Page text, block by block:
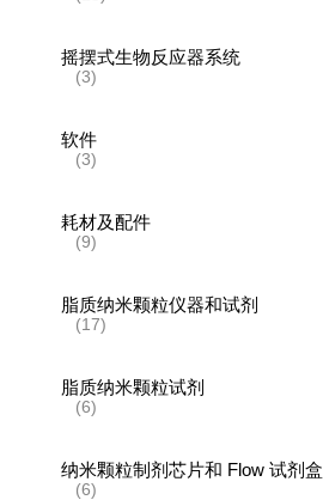
摇摆式生物反应器系统
(3)
软件
(3)
耗材及配件
(9)
脂质纳米颗粒仪器和试剂
(17)
脂质纳米颗粒试剂
(6)
纳米颗粒制剂芯片和 Flow 试剂盒
(6)